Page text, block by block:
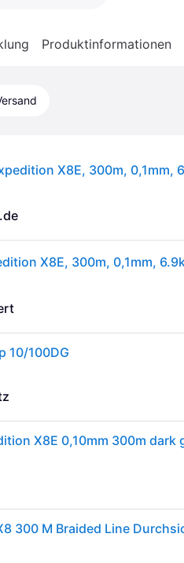
Produktinformationen
10/100DG
X8E 0,10mm 300m dark
300 M Braided Line